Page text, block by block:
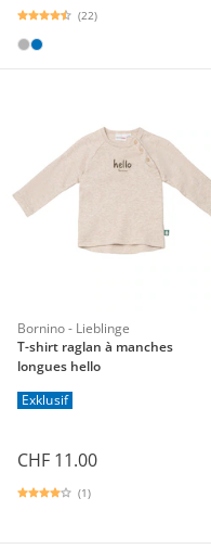
(22)
Bornino - Lieblinge
T-shirt raglan à manches
longues hello
Exklusif
CHF 11.00
(1)